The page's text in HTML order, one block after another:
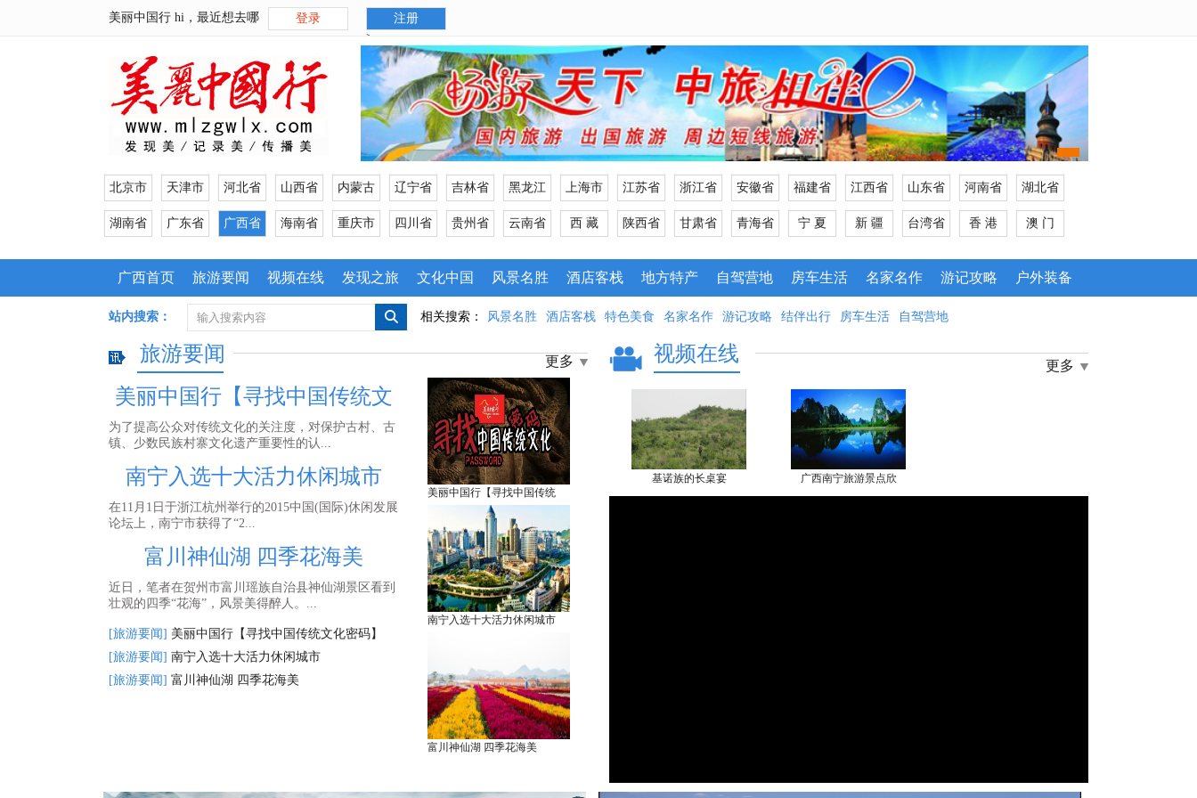
美丽中国行 hi，最近想去哪 登录
注册
>
北京市 天津市 河北省 山西省 内蒙古 辽宁省 吉林省 黑龙江 上海市 江苏省 浙江省 安徽省 福建省 江西省 山东省 河南省 湖北省
湖南省 广东省 广西省 海南省 重庆市 四川省 贵州省 云南省 西 藏 陕西省 甘肃省 青海省 宁 夏 新 疆 台湾省 香 港 澳 门
广西首页 旅游要闻 视频在线 发现之旅 文化中国 风景名胜 酒店客栈 地方特产 自驾营地 房车生活 名家名作 游记攻略 户外装备
站内搜索： 相关搜索： 风景名胜 酒店客栈 特色美食 名家名作 游记攻略 结伴出行 房车生活 自驾营地
旅游要闻 更多
美丽中国行【寻找中国传统文
为了提高公众对传统文化的关注度，对保护古村、古
镇、少数民族村寨文化遗产重要性的认...
南宁入选十大活力休闲城市
在11月1日于浙江杭州举行的2015中国(国际)休闲发展
论坛上，南宁市获得了“2...
富川神仙湖 四季花海美
近日，笔者在贺州市富川瑶族自治县神仙湖景区看到
壮观的四季“花海”，风景美得醉人。...
[旅游要闻] 美丽中国行【寻找中国传统文化密码】
[旅游要闻] 南宁入选十大活力休闲城市
[旅游要闻] 富川神仙湖 四季花海美
美丽中国行【寻找中国传统
南宁入选十大活力休闲城市
富川神仙湖 四季花海美
视频在线
更多
基诺族的长桌宴 广西南宁旅游景点欣